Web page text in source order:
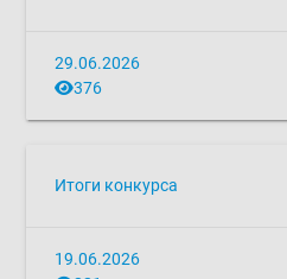
29.06.2026
376
Итоги конкурса
19.06.2026